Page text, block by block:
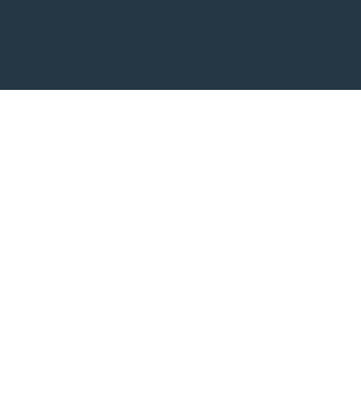
Татар-информ (Татар) Россиянең элемтә,